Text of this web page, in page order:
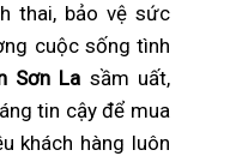
thai, bảo vệ sức
cuộc sống tình
Sơn La sầm uất,
tin cậy để mua
khách hàng luôn